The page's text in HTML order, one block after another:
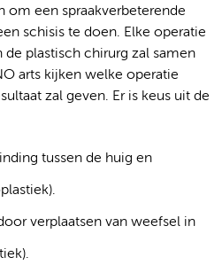
om een spraakverbeterende
schisis te doen. Elke operatie
plastisch chirurg zal samen
arts kijken welke operatie
zal geven. Er is keus uit de
tussen de huig en
verplaatsen van weefsel in